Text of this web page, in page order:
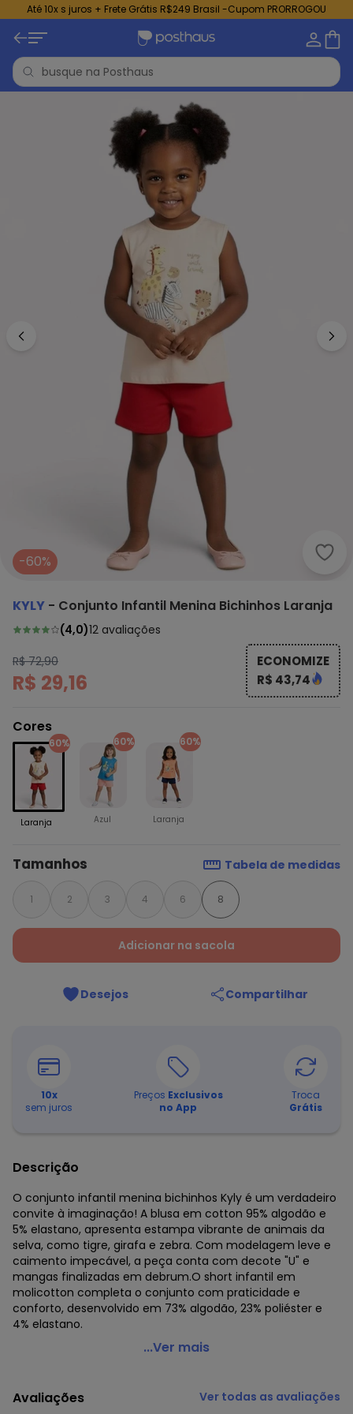
Até 10x s juros + Frete Grátis R$249 Brasil -Cupom PRORROGOU
Kyly
-60%
KYLY - Conjunto Infantil Menina Bichinhos Laranja
(4,0)12 avaliações
R$ 72,90
R$ 29,16
ECONOMIZE
R$ 43,74
Cores
60%
Laranja
60%
Azul
60%
Laranja
Tamanhos Tabela de medidas
1 2 3 4 6 8
Adicionar na sacola
Desejos Compartilhar
10x
sem juros
Preços Exclusivos
no App
Troca
Grátis
Descrição
O conjunto infantil menina bichinhos Kyly é um verdadeiro
convite à imaginação! A blusa em cotton 95% algodão e
5% elastano, apresenta estampa vibrante de animais da
selva, como tigre, girafa e zebra. Com modelagem leve e
caimento impecável, a peça conta com decote "U" e
mangas finalizadas em debrum.O short infantil em
molicotton completa o conjunto com praticidade e
conforto, desenvolvido em 73% algodão, 23% poliéster e
4% elastano.
Kyly - Conjunto Infantil Menina Bichinhos Laranja
Modelagem: Ampla
Comprimento da Manga: Curta
...Ver mais
Avaliações Ver todas as avaliações